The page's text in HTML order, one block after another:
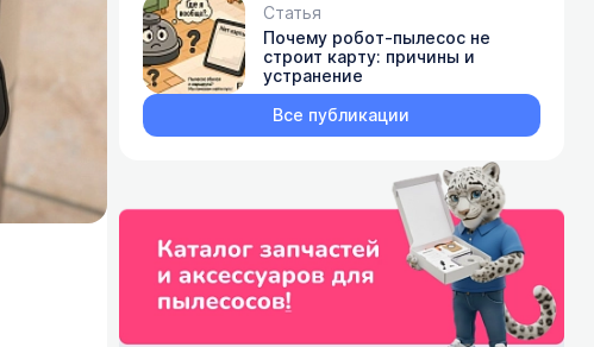
Статья
Почему робот-пылесос не
строит карту: причины и
устранение
Все публикации